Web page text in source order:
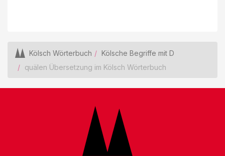
Kölsch Wörterbuch
Kölsche Begriffe mit D
quälen Übersetzung im Kölsch Wörterbuch